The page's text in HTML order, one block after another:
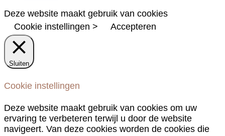
Deze website maakt gebruik van cookies
Cookie instellingen >
Accepteren
Sluiten
Cookie instellingen
Deze website maakt gebruik van cookies om uw
ervaring te verbeteren terwijl u door de website
navigeert. Van deze cookies worden de cookies die